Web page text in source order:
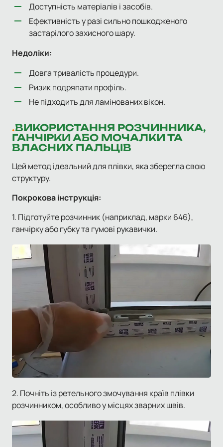
Доступність матеріалів і засобів.
Ефективність у разі сильно пошкодженого
застарілого захисного шару.
Недоліки:
Довга тривалість процедури.
Ризик подряпати профіль.
Не підходить для ламінованих вікон.
ВИКОРИСТАННЯ РОЗЧИННИКА,
ГАНЧІРКИ АБО МОЧАЛКИ ТА
ВЛАСНИХ ПАЛЬЦІВ
Цей метод ідеальний для плівки, яка зберегла свою
структуру.
Покрокова інструкція:
1. Підготуйте розчинник (наприклад, марки 646),
ганчірку або губку та гумові рукавички.
2. Почніть із ретельного змочування країв плівки
розчинником, особливо у місцях зварних швів.